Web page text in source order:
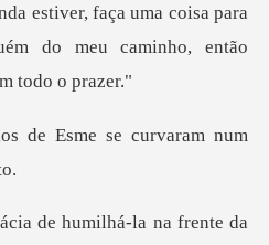
estiver, faça u
de Esme se curvaram num
á-la na frente da